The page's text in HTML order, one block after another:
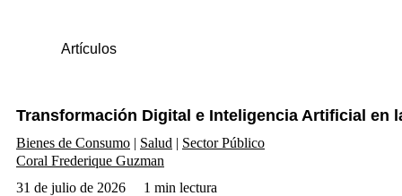
Artículos
Transformación Digital e Inteligencia Artificial en
Bienes de Consumo Salud
Sector Público
Coral Frederique Guzman
31 de julio de 2026
1 min lectura